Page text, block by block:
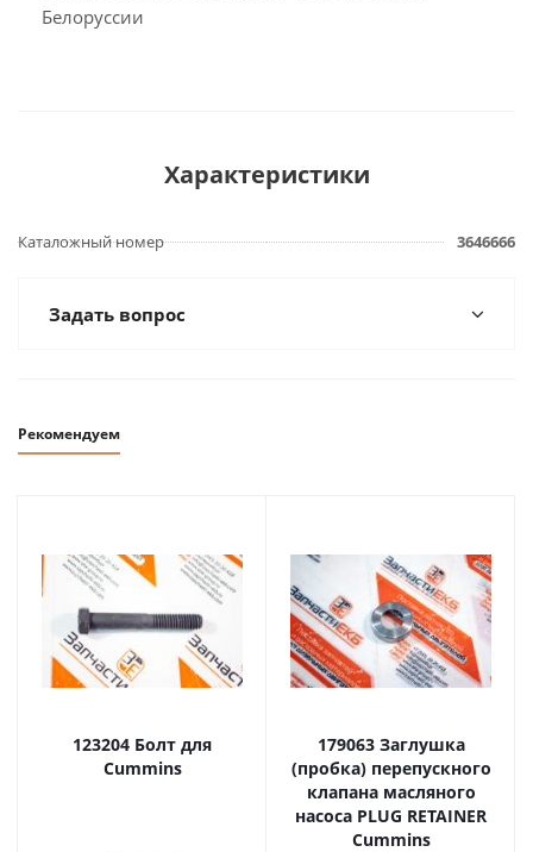
Белоруссии
Характеристики
Каталожный номер 3646666
Задать вопрос
Рекомендуем
123204 Болт для
Cummins
179063 Заглушка
(пробка) перепускного
клапана масляного
насоса PLUG RETAINER
Cummins